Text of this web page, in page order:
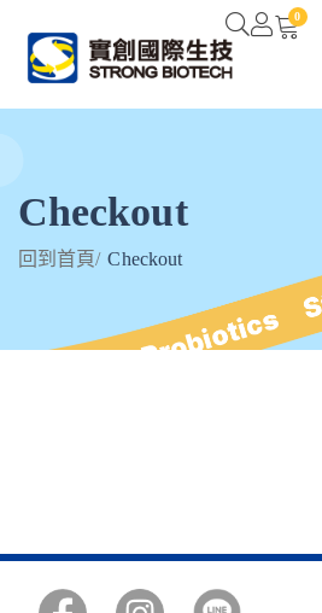
0
Checkout
回到首頁/ Checkout